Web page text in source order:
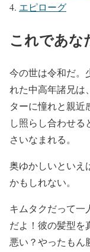
エピローグ
これであな
今の世は令和だ。
れた中高年諸兄は
ターに憧れと親近
し照らし合わせる
さいなまれる。
奥ゆかしいといえ
かもしれない。
キムタクだって一
だよ！彼の髪型を
悪い？やったもん